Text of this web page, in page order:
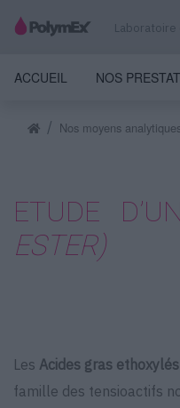
Laboratoire
ACCUEIL NOS
Nos moyens
ETUDE
ESTER)
Les Acides gras ethoxylés
famille des tensioactifs